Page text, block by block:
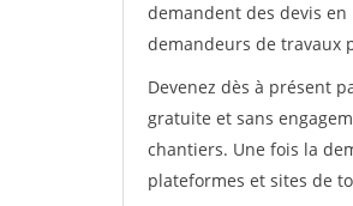
demandent des devis
demandeurs de travaux
Devenez dès à présent
gratuite et sans
chantiers. Une fois la
plateformes et sites de